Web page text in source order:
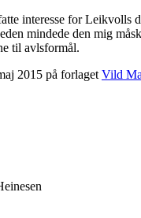
interesse for Leikvolls
mindede den mig
til avlsformål.
2015 på forlaget Vild